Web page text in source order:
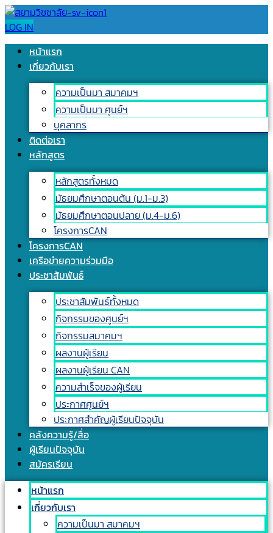
LOG IN
หน้าแรก
เกี่ยวกับเรา
ความเป็นมา สมาคมฯ
ความเป็นมา ศูนย์ฯ
บุคลากร
ติดต่อเรา
หลักสูตร
หลักสูตรทั้งหมด
มัธยมศึกษาตอนต้น (ม.1-ม.3)
มัธยมศึกษาตอนปลาย (ม.4-ม.6)
โครงการCAN
โครงการCAN
เครือข่ายความร่วมมือ
ประชาสัมพันธ์
ประชาสัมพันธ์ทั้งหมด
กิจกรรมของศูนย์ฯ
กิจกรรมสมาคมฯ
ผลงานผู้เรียน
ผลงานผู้เรียน CAN
ความสำเร็จของผู้เรียน
ประกาศศูนย์ฯ
ประกาศสำคัญผู้เรียนปัจจุบัน
คลังความรู้/สื่อ
ผู้เรียนปัจจุบัน
สมัครเรียน
หน้าแรก
เกี่ยวกับเรา
ความเป็นมา สมาคมฯ